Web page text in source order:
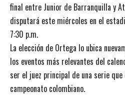
final entre Junior de Barranquilla y
disputará este miércoles en el
7:30 p.m.
La elección de Ortega lo ubica
los eventos más relevantes del
ser el juez principal de una serie
campeonato colombiano.